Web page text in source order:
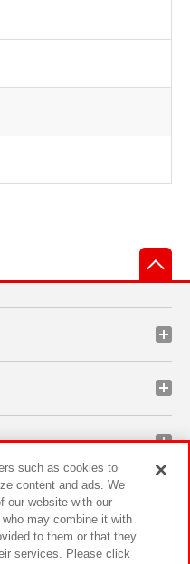
such as cookies to
content and ads. We
our website with our
may combine it with
to them or that they
services. Please click